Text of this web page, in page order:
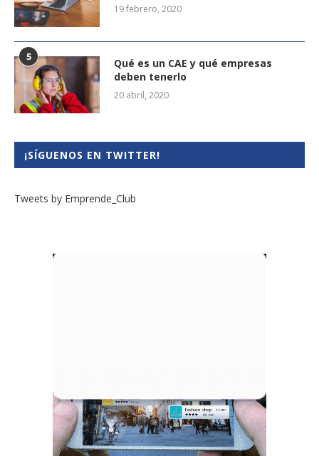
19 febrero, 2020
5
Qué es un CAE y qué empresas
deben tenerlo
20 abril, 2020
¡SÍGUENOS EN TWITTER!
Tweets by Emprende_Club